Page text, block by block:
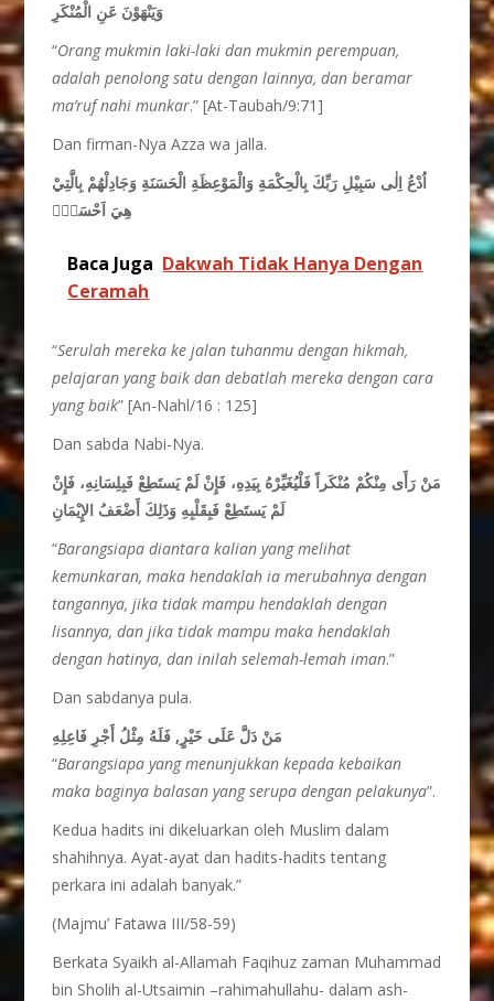
وَيَنْهَوْنَ عَنِ الْمُنْكَرِ
“Orang mukmin laki-laki dan mukmin perempuan,
adalah penolong satu dengan lainnya, dan beramar
ma’ruf nahi munkar.” [At-Taubah/9:71]
Dan firman-Nya Azza wa jalla.
اُدْعُ اِلٰى سَبِيْلِ رَبِّكَ بِالْحِكْمَةِ وَالْمَوْعِظَةِ الْحَسَنَةِ وَجَادِلْهُمْ بِالَّتِيْ
هِيَ اَحْسَنُۗ
Baca Juga Dakwah Tidak Hanya Dengan
Ceramah
“Serulah mereka ke jalan tuhanmu dengan hikmah,
pelajaran yang baik dan debatlah mereka dengan cara
yang baik” [An-Nahl/16 : 125]
Dan sabda Nabi-Nya.
مَنْ رَأَى مِنْكُمْ مُنْكَراً فَلْيُغَيِّرْهُ بِيَدِهِ، فَإِنْ لَمْ يَستَطِعْ فَبِلِسَانِهِ، فَإِنْ
لَمْ يَستَطِعْ فَبِقَلْبِهِ وَذَلِكَ أَضْعَفُ الإِيْمَانِ
“Barangsiapa diantara kalian yang melihat
kemunkaran, maka hendaklah ia merubahnya dengan
tangannya, jika tidak mampu hendaklah dengan
lisannya, dan jika tidak mampu maka hendaklah
dengan hatinya, dan inilah selemah-lemah iman.”
Dan sabdanya pula.
مَنْ دَلَّ عَلَى خَيْرٍ, فَلَهُ مِثْلُ أَجْرِ فَاعِلِهِ
“Barangsiapa yang menunjukkan kepada kebaikan
maka baginya balasan yang serupa dengan pelakunya”.
Kedua hadits ini dikeluarkan oleh Muslim dalam
shahihnya. Ayat-ayat dan hadits-hadits tentang
perkara ini adalah banyak.”
(Majmu’ Fatawa III/58-59)
Berkata Syaikh al-Allamah Faqihuz zaman Muhammad
bin Sholih al-Utsaimin –rahimahullahu- dalam ash-